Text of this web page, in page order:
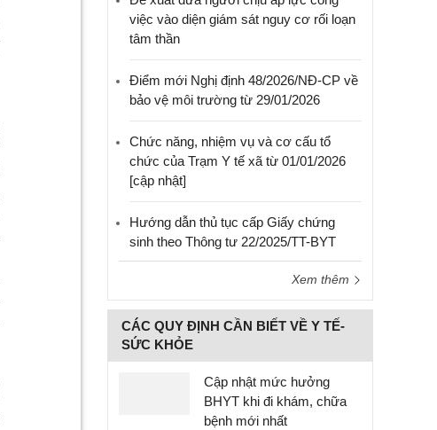
việc vào diện giám sát nguy cơ rối loạn
tâm thần
Điểm mới Nghị định 48/2026/NĐ-CP về
bảo vệ môi trường từ 29/01/2026
Chức năng, nhiệm vụ và cơ cấu tổ
chức của Trạm Y tế xã từ 01/01/2026
[cập nhật]
Hướng dẫn thủ tục cấp Giấy chứng
sinh theo Thông tư 22/2025/TT-BYT
Xem thêm
CÁC QUY ĐỊNH CẦN BIẾT VỀ Y TẾ-
SỨC KHỎE
Cập nhật mức hưởng
BHYT khi đi khám, chữa
bệnh mới nhất